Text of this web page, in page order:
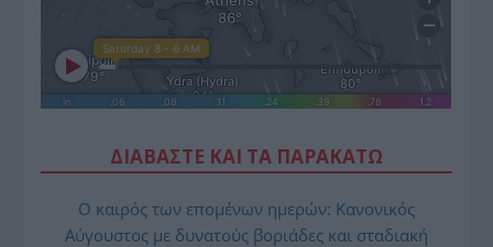
ΔΙΑΒΑΣΤΕ ΚΑΙ ΤΑ ΠΑΡΑΚΑΤΩ
Ο καιρός των επομένων ημερών: Κανονικός
Αύγουστος με δυνατούς βοριάδες και σταδιακή